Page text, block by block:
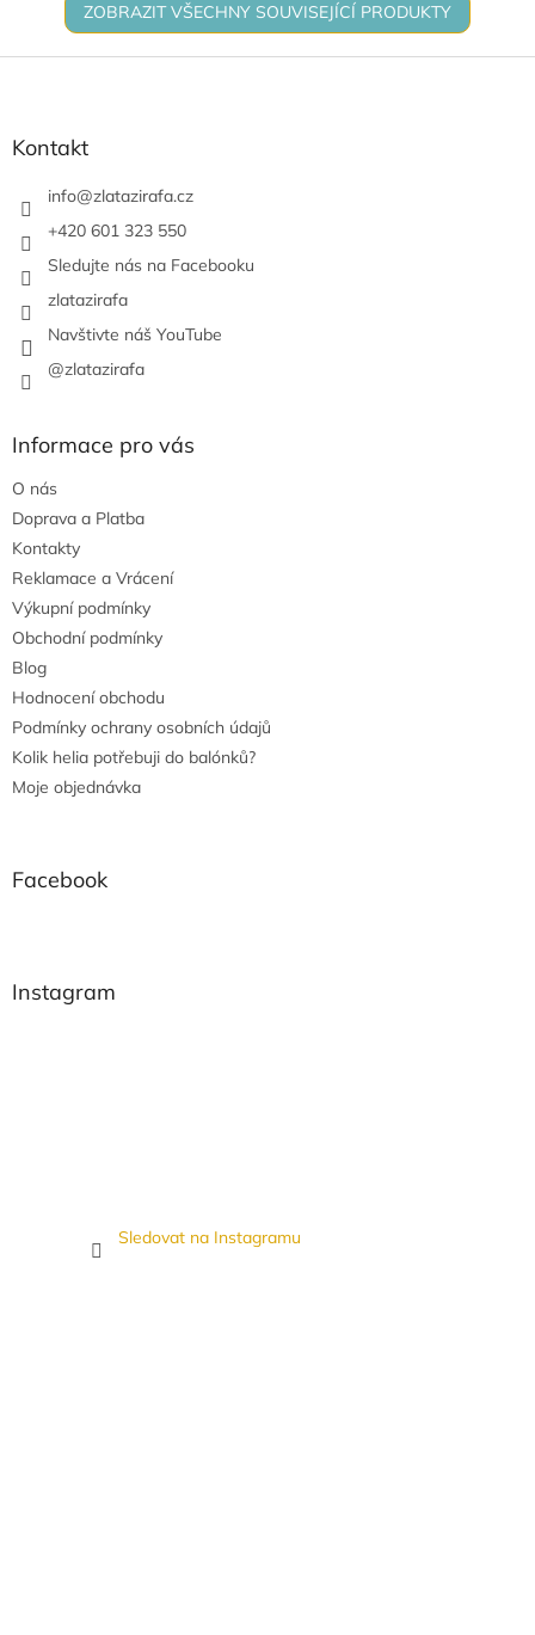
ZOBRAZIT VŠECHNY SOUVISEJÍCÍ PRODUKTY
Z
Kontakt
info@zlatazirafa.cz
+420 601 323 550
Sledujte nás na Facebooku
zlatazirafa
Navštivte náš YouTube
@zlatazirafa
Informace pro vás
O nás
Doprava a Platba
Kontakty
Reklamace a Vrácení
Výkupní podmínky
Obchodní podmínky
Blog
Hodnocení obchodu
Podmínky ochrany osobních údajů
Kolik helia potřebuji do balónků?
Moje objednávka
Facebook
Instagram
Sledovat na Instagramu